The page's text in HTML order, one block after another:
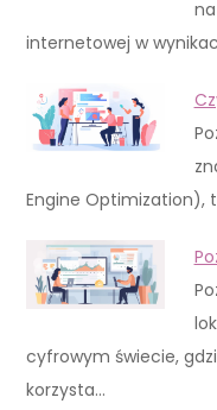
internetowej w
Engine Optimization),
cyfrowym świecie,
korzysta…